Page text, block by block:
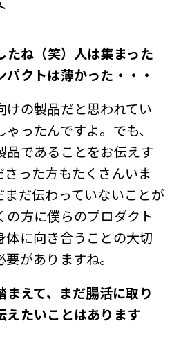
たね（笑）人は集まった
クトは薄かった・・・
けの製品だと思われてい
ったんですよ。でも、
品であることをお伝えす
さった方もたくさんいま
まだ伝わっていないことが
の方に僕らのプロダクト
体に向き合うことの大切
がありますね。
まえて、まだ腸活に取り
えたいことはあります